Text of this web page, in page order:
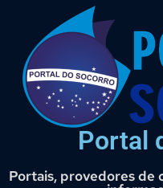
Portal
Portais, provedores de